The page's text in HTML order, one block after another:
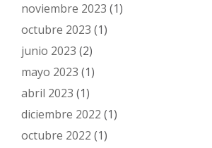
noviembre 2023 (1)
octubre 2023 (1)
junio 2023 (2)
mayo 2023 (1)
abril 2023 (1)
diciembre 2022 (1)
octubre 2022 (1)